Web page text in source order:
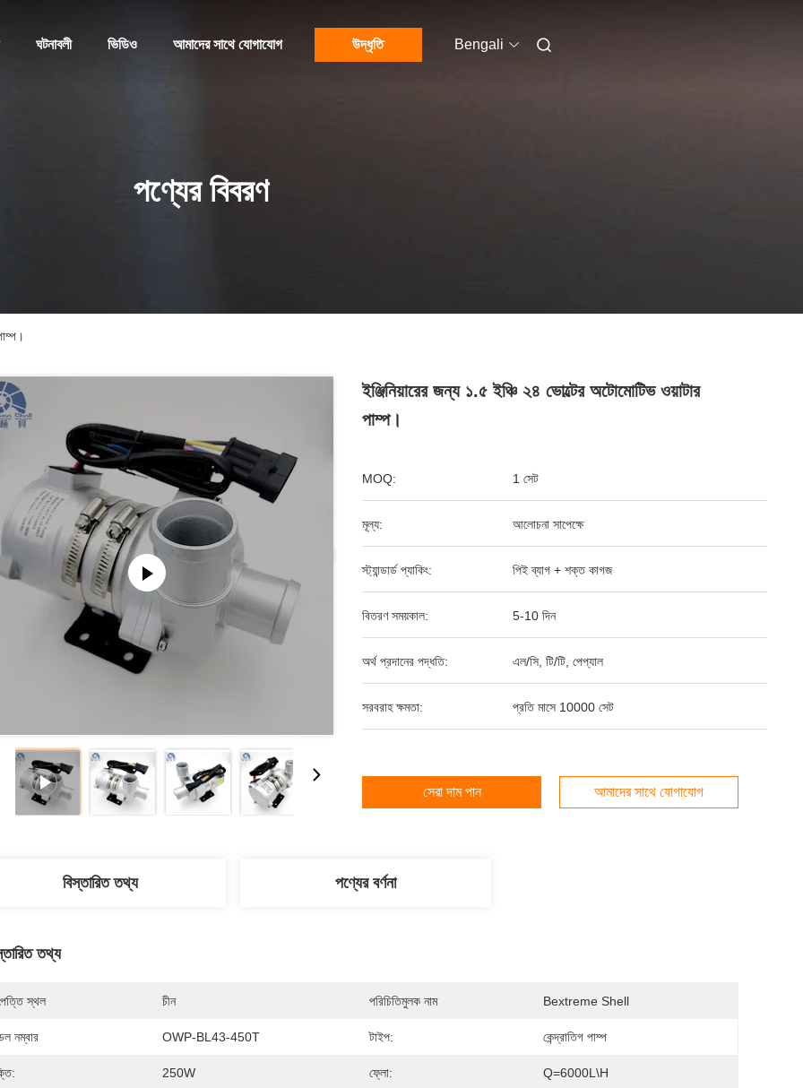
ঘটনাবলী ভিডিও আমাদের সাথে যোগাযোগ উদ্ধৃতি Bengali
পণ্যের বিবরণ
ইঞ্জিনিয়ারের জন্য ১.৫ ইঞ্চি ২৪ ভোল্টের অটোমোটিভ ওয়াটার
পাম্প।
MOQ: 1 সেট
মূল্য: আলোচনা সাপেক্ষে
স্ট্যান্ডার্ড প্যাকিং: পিই ব্যাগ + শক্ত কাগজ
বিতরণ সময়কাল: 5-10 দিন
অর্থ প্রদানের পদ্ধতি: এল/সি, টি/টি, পেপ্যাল
সরবরাহ ক্ষমতা: প্রতি মাসে 10000 সেট
সেরা দাম পান আমাদের সাথে যোগাযোগ
বিস্তারিত তথ্য পণ্যের বর্ণনা
তথ্য
স্থল চীন পরিচিতিমুলক নাম Bextreme Shell
নম্বার OWP-BL43-450T টাইপ: কেন্দ্রাতিগ পাম্প
250W ফ্লো: Q=6000L\H